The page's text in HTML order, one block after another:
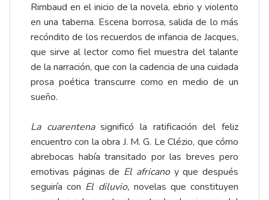
Rimbaud en el inicio de la novela, ebrio y violento
en una taberna. Escena borrosa, salida de lo más
recóndito de los recuerdos de infancia de Jacques,
que sirve al lector como fiel muestra del talante
de la narración, que con la cadencia de una cuidada
prosa poética transcurre como en medio de un
sueño.
La cuarentenasignificó la ratificación del feliz
encuentro con la obra J. M. G. Le Clézio, que cómo
abrebocas había transitado por las breves pero
emotivas páginas de El africano y que después
seguiría con El diluvio, novelas que constituyen